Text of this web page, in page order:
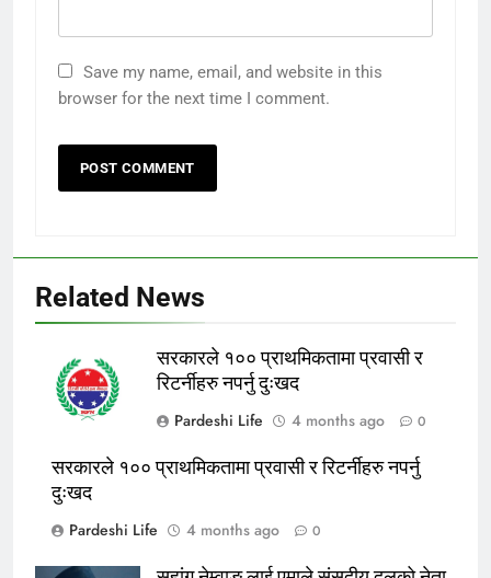
Save my name, email, and website in this
browser for the next time I comment.
Related News
सरकारले १०० प्राथमिकतामा प्रवासी र
रिटर्नीहरु नपर्नु दुःखद
Pardeshi Life
4 months ago 0
सरकारले १०० प्राथमिकतामा प्रवासी र रिटर्नीहरु नपर्नु
दुःखद
Pardeshi Life
4 months ago 0